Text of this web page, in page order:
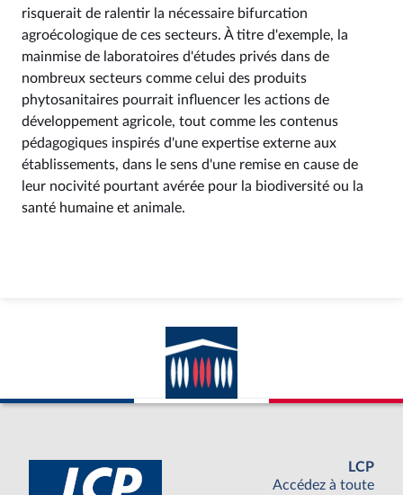
risquerait de ralentir la nécessaire bifurcation
agroécologique de ces secteurs. À titre d'exemple, la
mainmise de laboratoires d'études privés dans de
nombreux secteurs comme celui des produits
phytosanitaires pourrait influencer les actions de
développement agricole, tout comme les contenus
pédagogiques inspirés d'une expertise externe aux
établissements, dans le sens d'une remise en cause de
leur nocivité pourtant avérée pour la biodiversité ou la
santé humaine et animale.
LCP
Accédez à toute